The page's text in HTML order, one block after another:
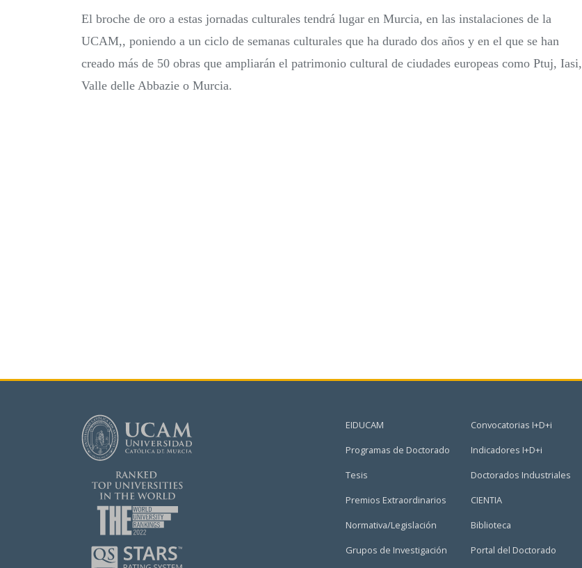
El broche de oro a estas jornadas culturales tendrá lugar en Murcia, en las instalaciones de la
UCAM,, poniendo a un ciclo de semanas culturales que ha durado dos años y en el que se han
creado más de 50 obras que ampliarán el patrimonio cultural de ciudades europeas como Ptuj, Iasi,
Valle delle Abbazie o Murcia.
EIDUCAM
Programas de Doctorado
Tesis
Premios Extraordinarios
Normativa/Legislación
Grupos de Investigación
Convocatorias I+D+i
Indicadores I+D+i
Doctorados Industriales
CIENTIA
Biblioteca
Portal del Doctorado